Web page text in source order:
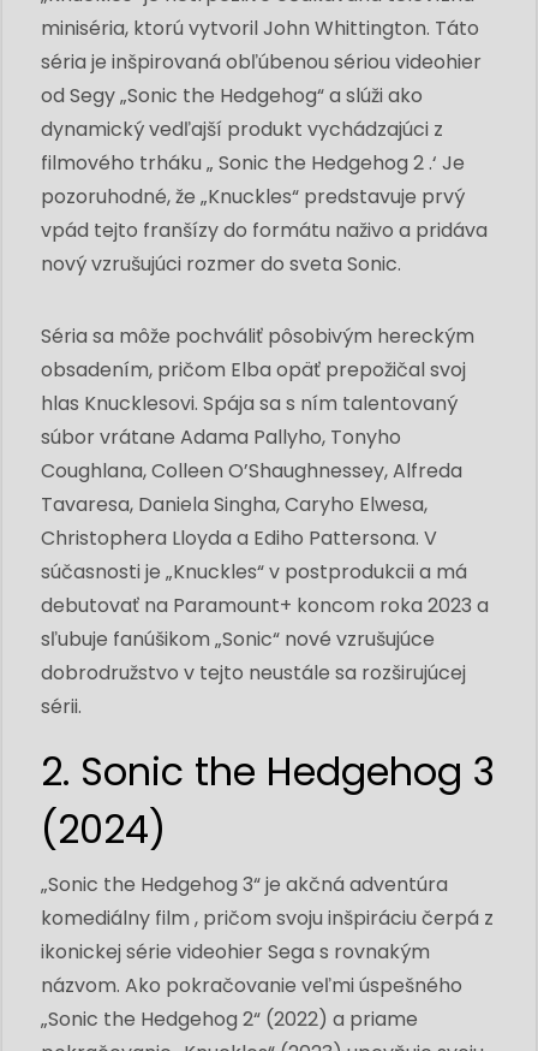
miniséria, ktorú vytvoril John Whittington. Táto
séria je inšpirovaná obľúbenou sériou videohier
od Segy „Sonic the Hedgehog“ a slúži ako
dynamický vedľajší produkt vychádzajúci z
filmového trháku „ Sonic the Hedgehog 2 .‘ Je
pozoruhodné, že „Knuckles“ predstavuje prvý
vpád tejto franšízy do formátu naživo a pridáva
nový vzrušujúci rozmer do sveta Sonic.
Séria sa môže pochváliť pôsobivým hereckým
obsadením, pričom Elba opäť prepožičal svoj
hlas Knucklesovi. Spája sa s ním talentovaný
súbor vrátane Adama Pallyho, Tonyho
Coughlana, Colleen O’Shaughnessey, Alfreda
Tavaresa, Daniela Singha, Caryho Elwesa,
Christophera Lloyda a Ediho Pattersona. V
súčasnosti je „Knuckles“ v postprodukcii a má
debutovať na Paramount+ koncom roka 2023 a
sľubuje fanúšikom „Sonic“ nové vzrušujúce
dobrodružstvo v tejto neustále sa rozširujúcej
sérii.
2. Sonic the Hedgehog 3
(2024)
„Sonic the Hedgehog 3“ je akčná adventúra
komediálny film , pričom svoju inšpiráciu čerpá z
ikonickej série videohier Sega s rovnakým
názvom. Ako pokračovanie veľmi úspešného
„Sonic the Hedgehog 2“ (2022) a priame